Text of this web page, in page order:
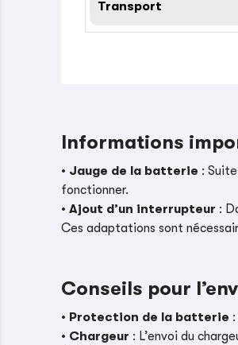
Transport
Informations
• Jauge de la batterie :
fonctionner.
•Ajout d’un interrupteur :
Ces adaptations sont
Conseils pour
• Protection de la batterie
• Chargeur : L’envoi du